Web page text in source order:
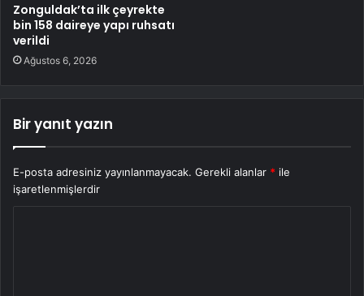
Zonguldak’ta ilk çeyrekte
bin 158 daireye yapı ruhsatı
verildi
Ağustos 6, 2026
Bir yanıt yazın
E-posta adresiniz yayınlanmayacak. Gerekli alanlar * ile
işaretlenmişlerdir